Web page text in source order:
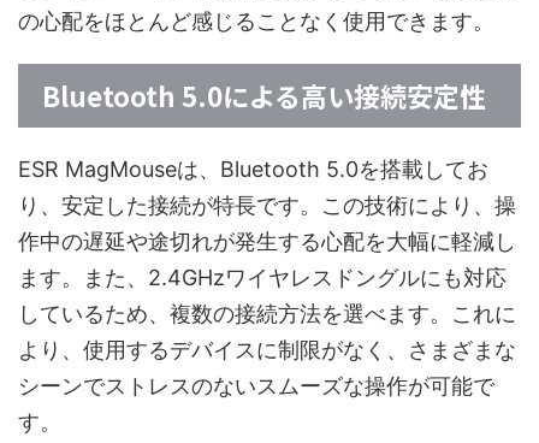
の心配をほとんど感じることなく使用できます。
Bluetooth 5.0による高い接続安定性
ESR MagMouseは、Bluetooth 5.0を搭載してお
り、安定した接続が特長です。この技術により、操
作中の遅延や途切れが発生する心配を大幅に軽減し
ます。また、2.4GHzワイヤレスドングルにも対応
しているため、複数の接続方法を選べます。これに
より、使用するデバイスに制限がなく、さまざまな
シーンでストレスのないスムーズな操作が可能で
す。